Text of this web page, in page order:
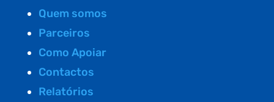
Quem somos
Parceiros
Como Apoiar
Contactos
Relatórios